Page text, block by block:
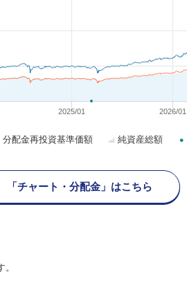
2025/01 2026/01
分配金再投資基準価額 純資産総額
「チャート・分配金」はこちら